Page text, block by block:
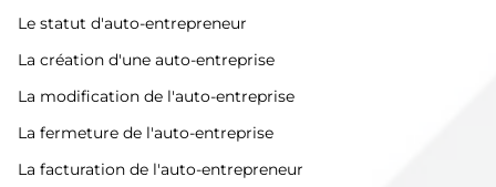
Le statut d'auto-entrepreneur
La création d'une auto-entreprise
La modification de l'auto-entreprise
La fermeture de l'auto-entreprise
La facturation de l'auto-entrepreneur